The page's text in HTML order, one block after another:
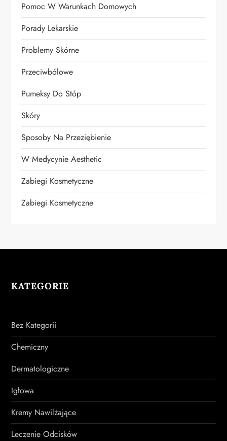
Pomoc W Warunkach Domowych
Porady Lekarskie
Problemy Skórne
Przeciwbólowe
Pumeksy Do Stóp
Skóry
Sposoby Na Przeziębienie
W Medycynie Aesthetic
Zabiegi Kosmetyczne
Zabiegi Kosmetyczne
KATEGORIE
Bez Kategorii
Chemiczny
Dermatologiczne
Igłowa
Kremy Nawilżające
Leczenie Odcisków